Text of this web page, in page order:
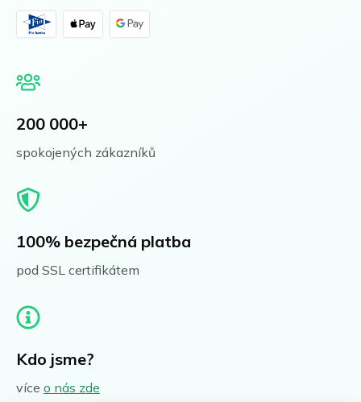
200 000+
spokojených zákazníků
100% bezpečná platba
pod SSL certifikátem
Kdo jsme?
více o nás zde